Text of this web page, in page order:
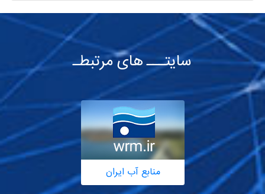
سایتـــ های مرتبطـ
منابع آب ایران